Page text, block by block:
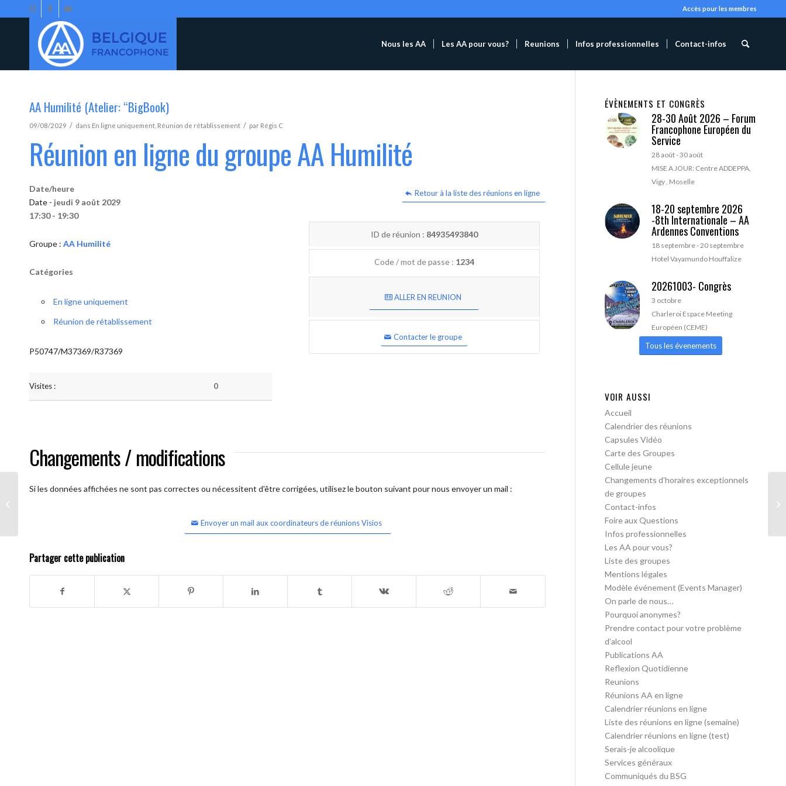
Accès pour les membres
Nous les AA Les AA pour vous? Reunions Infos professionnelles Contact-infos
AA Humilité (Atelier: “BigBook)
09/08/2029 / dans En ligne uniquement Réunion de rétablissement / par Régis C
Réunion en ligne du groupe AA Humilité
Retour à la liste des réunions en ligne
Date/heure
Date - jeudi 9 août 2029
17:30 - 19:30
Groupe : AA Humilité
Catégories
En ligne uniquement
Réunion de rétablissement
P50747/M37369/R37369
Visites : 0
ID de réunion : 84935493840
Code / mot de passe : 1234
ALLER EN REUNION
Contacter le groupe
Changements / modifications
Si les données affichées ne sont pas correctes ou nécessitent d'être corrigées, utilisez le bouton suivant pour nous envoyer un mail :
Envoyer un mail aux coordinateurs de réunions Visios
Partager cette publication
ÉVÈNEMENTS ET CONGRÈS
28-30 Août 2026 – Forum
Francophone Européen du
Service
28 août-30 août
MISE A JOUR: Centre ADDEPPA,
Vigy , Moselle
18-20 septembre 2026
-8th Internationale – AA
Ardennes Conventions
18 septembre-20 septembre
Hotel Vayamundo Houffalize
20261003- Congrès
3 octobre
Charleroi Espace Meeting
Européen (CEME)
Tous les évenements
VOIR AUSSI
Accueil
Calendrier des réunions
Capsules Vidéo
Carte des Groupes
Cellule jeune
Changements d’horaires exceptionnels
de groupes
Contact-infos
Foire aux Questions
Infos professionnelles
Les AA pour vous?
Liste des groupes
Mentions légales
Modèle événement (Events Manager)
On parle de nous…
Pourquoi anonymes?
Prendre contact pour votre problème
d’alcool
Publications AA
Reflexion Quotidienne
Reunions
Réunions AA en ligne
Calendrier réunions en ligne
Liste des réunions en ligne (semaine)
Calendrier réunions en ligne (test)
Serais-je alcoolique
Services généraux
Communiqués du BSG